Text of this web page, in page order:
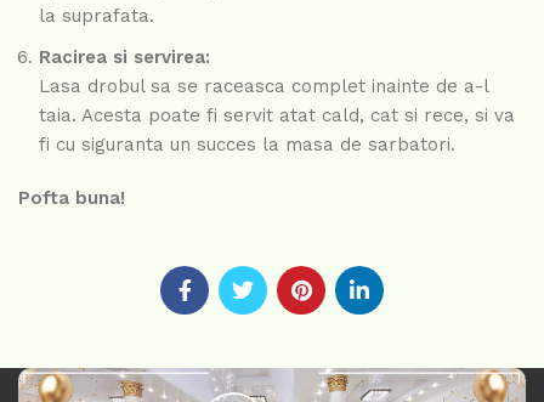
la suprafata.
Racirea si servirea:
Lasa drobul sa se raceasca complet inainte de a-l
taia. Acesta poate fi servit atat cald, cat si rece, si va
fi cu siguranta un succes la masa de sarbatori.
Pofta buna!